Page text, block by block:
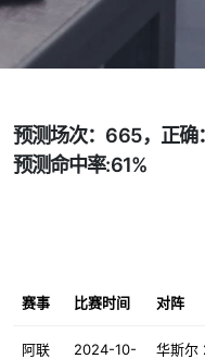
预测场次：665，正确
预测命中率:61%
赛事 比赛时间 对阵
阿联
2024-10-
华斯尔